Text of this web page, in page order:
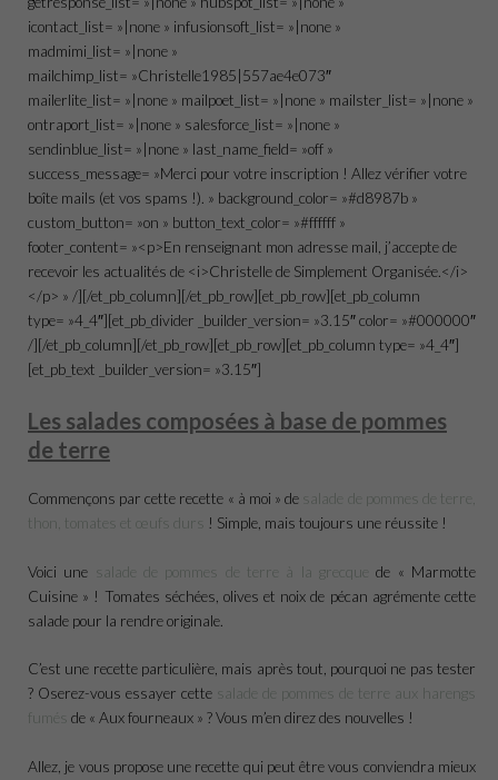
icontact_list= »|none » infusionsoft_list= »|none »
madmimi_list= »|none »
mailchimp_list= »Christelle1985|557ae4e073″
mailerlite_list= »|none » mailpoet_list= »|none » mailster_list= »|none »
ontraport_list= »|none » salesforce_list= »|none »
sendinblue_list= »|none » last_name_field= »off »
success_message= »Merci pour votre inscription ! Allez vérifier votre
boîte mails (et vos spams !). » background_color= »#d8987b »
custom_button= »on » button_text_color= »#ffffff »
footer_content= »<p>En renseignant mon adresse mail, j’accepte de
recevoir les actualités de <i>Christelle de Simplement Organisée.</i>
</p> » /][/et_pb_column][/et_pb_row][et_pb_row][et_pb_column
type= »4_4″][et_pb_divider _builder_version= »3.15″ color= »#000000″
/][/et_pb_column][/et_pb_row][et_pb_row][et_pb_column type= »4_4″]
[et_pb_text _builder_version= »3.15″]
Les salades composées à base de pommes
de terre
Commençons par cette recette « à moi » de salade de pommes de terre,
thon, tomates et œufs durs ! Simple, mais toujours une réussite !
Voici une salade de pommes de terre à la grecque
de « Marmotte
Cuisine » ! Tomates séchées, olives et noix de pécan agrémente cette
salade pour la rendre originale.
C’est une recette particulière, mais après tout, pourquoi ne pas tester
? Oserez-vous essayer cette salade de pommes de terre aux harengs
fumés de « Aux fourneaux » ? Vous m’en direz des nouvelles !
Allez, je vous propose une recette qui peut être vous conviendra mieux